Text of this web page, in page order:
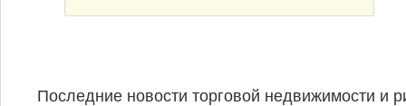
Последние новости торговой недвижимости и